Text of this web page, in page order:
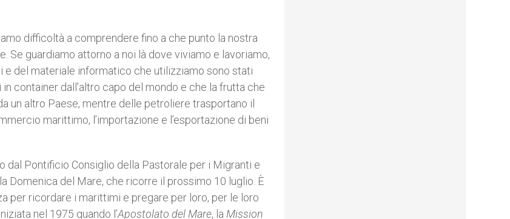
difficoltà a comprendere fino a che punto la nostra
Se guardiamo attorno a noi là dove viviamo e lavoriamo,
del materiale informatico che utilizziamo sono stati
container dall’altro capo del mondo e che la frutta che
un altro Paese, mentre delle petroliere trasportano il
marittimo, l’importazione e l’esportazione di beni
dal Pontificio Consiglio della Pastorale per i Migranti e
Domenica del Mare, che ricorre il prossimo 10 luglio. È
per ricordare i marittimi e pregare per loro, per le loro
nel 1975 quando l’Apostolato del Mare, la Mission